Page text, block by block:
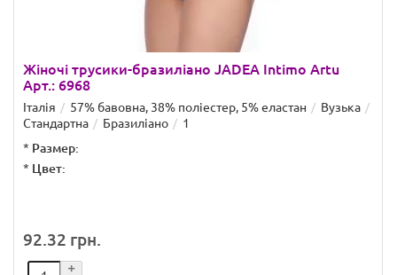
Жіночі трусики-бразиліано JADEA Intimo Artu
Арт.: 6968
Італія 57% бавовна, 38% поліестер, 5% еластан
Вузька
Стандартна
Бразиліано
1
* Размер:
* Цвет:
92.32 грн.